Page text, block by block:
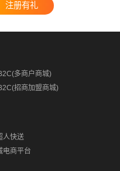
注册有礼
多商户商城)
招商加盟商城)
人快送
电商平台